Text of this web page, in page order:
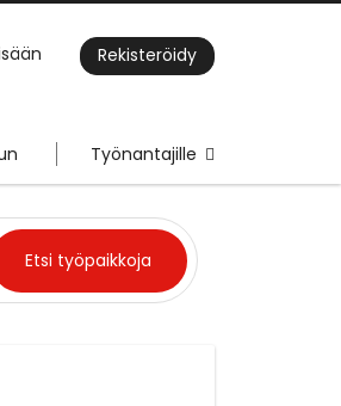
Rekisteröidy
Työnantajille